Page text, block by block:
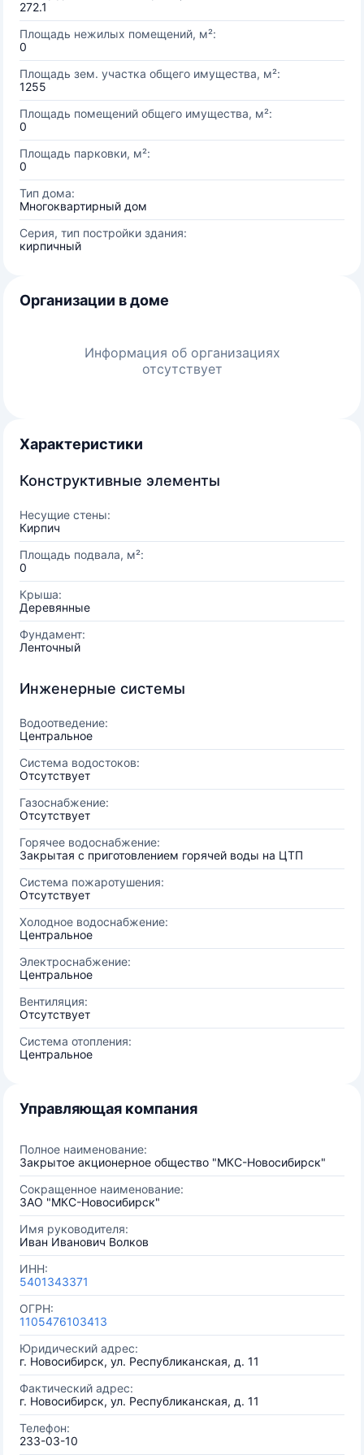
272.1
Площадь нежилых помещений, м²:
0
Площадь зем. участка общего имущества, м²:
1255
Площадь помещений общего имущества, м²:
0
Площадь парковки, м²:
0
Тип дома:
Многоквартирный дом
Серия, тип постройки здания:
кирпичный
Организации в доме
Информация об организациях
отсутствует
Характеристики
Конструктивные элементы
Несущие стены:
Кирпич
Площадь подвала, м²:
0
Крыша:
Деревянные
Фундамент:
Ленточный
Инженерные системы
Водоотведение:
Центральное
Система водостоков:
Отсутствует
Газоснабжение:
Отсутствует
Горячее водоснабжение:
Закрытая с приготовлением горячей воды на ЦТП
Система пожаротушения:
Отсутствует
Холодное водоснабжение:
Центральное
Электроснабжение:
Центральное
Вентиляция:
Отсутствует
Система отопления:
Центральное
Управляющая компания
Полное наименование:
Закрытое акционерное общество "МКС-Новосибирск"
Сокращенное наименование:
ЗАО "МКС-Новосибирск"
Имя руководителя:
Иван Иванович Волков
ИНН:
5401343371
ОГРН:
1105476103413
Юридический адрес:
г. Новосибирск, ул. Республиканская, д. 11
Фактический адрес:
г. Новосибирск, ул. Республиканская, д. 11
Телефон:
233-03-10